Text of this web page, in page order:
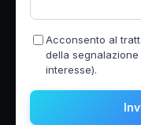
Acconsento al
della segnalazione
interesse).